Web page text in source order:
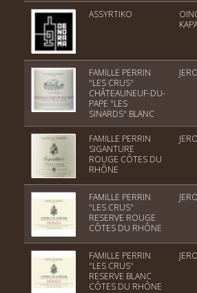
ASSYRTIKO
FAMILLE PERRIN
"LES CRUS"
CHÂTEAUNEUF-DU-
PAPE "LES
SINARDS" BLANC
FAMILLE PERRIN
SIGANTURE
ROUGE CÔTES DU
RHÔNE
FAMILLE PERRIN
"LES CRUS"
RESERVE ROUGE
CÔTES DU RHÔNE
FAMILLE PERRIN
"LES CRUS"
RESERVE BLANC
CÔTES DU RHÔNE